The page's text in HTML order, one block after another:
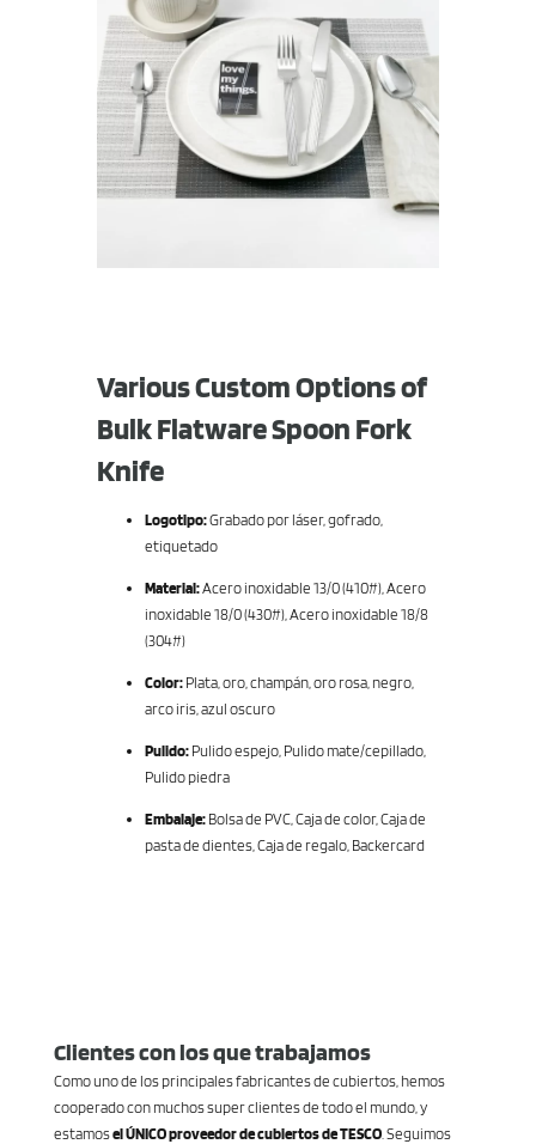
Various Custom Options of
Bulk Flatware Spoon Fork
Knife
Logotipo:Grabado por láser, gofrado,
etiquetado
Material:Acero inoxidable 13/0 (410#), Acero
inoxidable 18/0 (430#), Acero inoxidable 18/8
(304#)
Color:Plata, oro, champán, oro rosa, negro,
arco iris, azul oscuro
Pulido: Pulido espejo, Pulido mate/cepillado,
Pulido piedra
Embalaje: Bolsa de PVC, Caja de color, Caja de
pasta de dientes, Caja de regalo, Backercard
Clientes con los que trabajamos
Como uno de los principales fabricantes de cubiertos, hemos
cooperado con muchos super clientes de todo el mundo, y
estamosel ÚNICO proveedor de cubiertos de TESCO. Seguimos